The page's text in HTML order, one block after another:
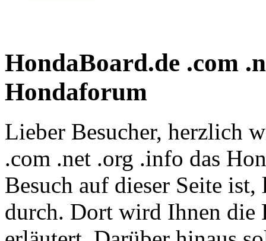
HondaBoard.de .com
Hondaforum
Lieber Besucher, herzlich
.com .net .org .info das
Besuch auf dieser Seite
durch. Dort wird Ihnen die